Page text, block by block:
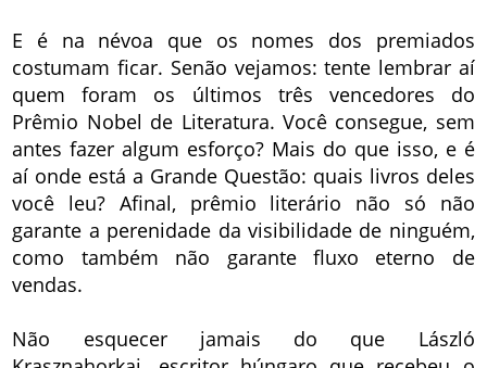
E é na névoa que os nomes dos premiados
costumam ficar. Senão vejamos: tente lembrar aí
quem foram os últimos três vencedores do
Prêmio Nobel de Literatura. Você consegue, sem
antes fazer algum esforço? Mais do que isso, e é
aí onde está a Grande Questão: quais livros deles
você leu? Afinal, prêmio literário não só não
garante a perenidade da visibilidade de ninguém,
como também não garante fluxo eterno de
vendas.
Não esquecer jamais do que László